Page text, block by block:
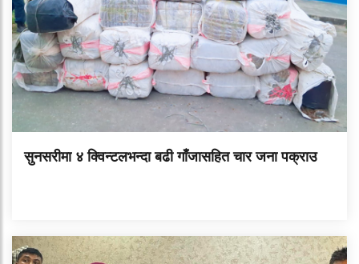
सुनसरीमा ४ क्विन्टलभन्दा बढी गाँजासहित चार जना पक्राउ